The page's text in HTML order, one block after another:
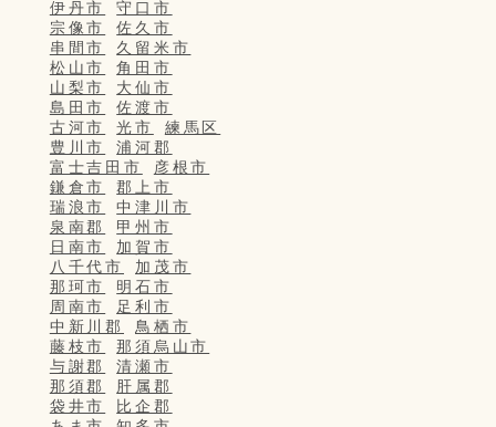
伊丹市
守口市
宗像市
佐久市
串間市
久留米市
松山市
角田市
山梨市
大仙市
島田市
佐渡市
古河市
光市
練馬区
豊川市
浦河郡
富士吉田市
彦根市
鎌倉市
郡上市
瑞浪市
中津川市
泉南郡
甲州市
日南市
加賀市
八千代市
加茂市
那珂市
明石市
周南市
足利市
中新川郡
鳥栖市
藤枝市
那須烏山市
与謝郡
清瀬市
那須郡
肝属郡
袋井市
比企郡